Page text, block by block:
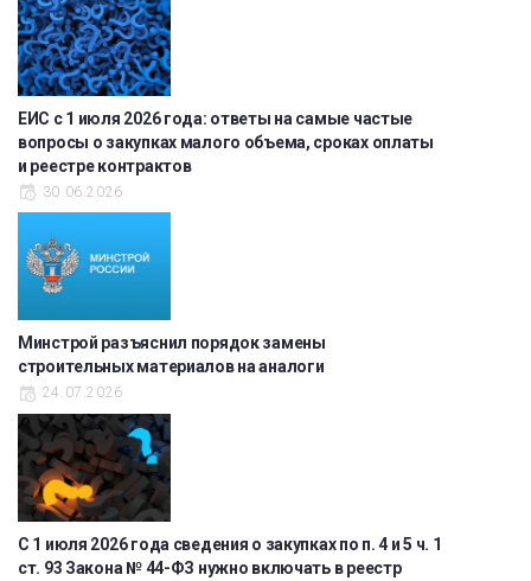
ЕИС с 1 июля 2026 года: ответы на самые частые
вопросы о закупках малого объема, сроках оплаты
и реестре контрактов
30.06.2026
Минстрой разъяснил порядок замены
строительных материалов на аналоги
24.07.2026
С 1 июля 2026 года сведения о закупках по п. 4 и 5 ч. 1
ст. 93 Закона № 44-ФЗ нужно включать в реестр